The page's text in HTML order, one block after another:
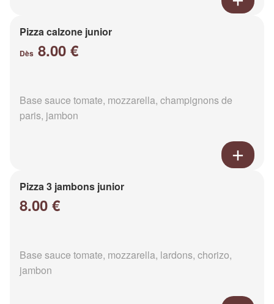
Pizza calzone junior
Dès 8.00 €
Base sauce tomate, mozzarella, champignons de
paris, jambon
Pizza 3 jambons junior
8.00 €
Base sauce tomate, mozzarella, lardons, chorizo,
jambon